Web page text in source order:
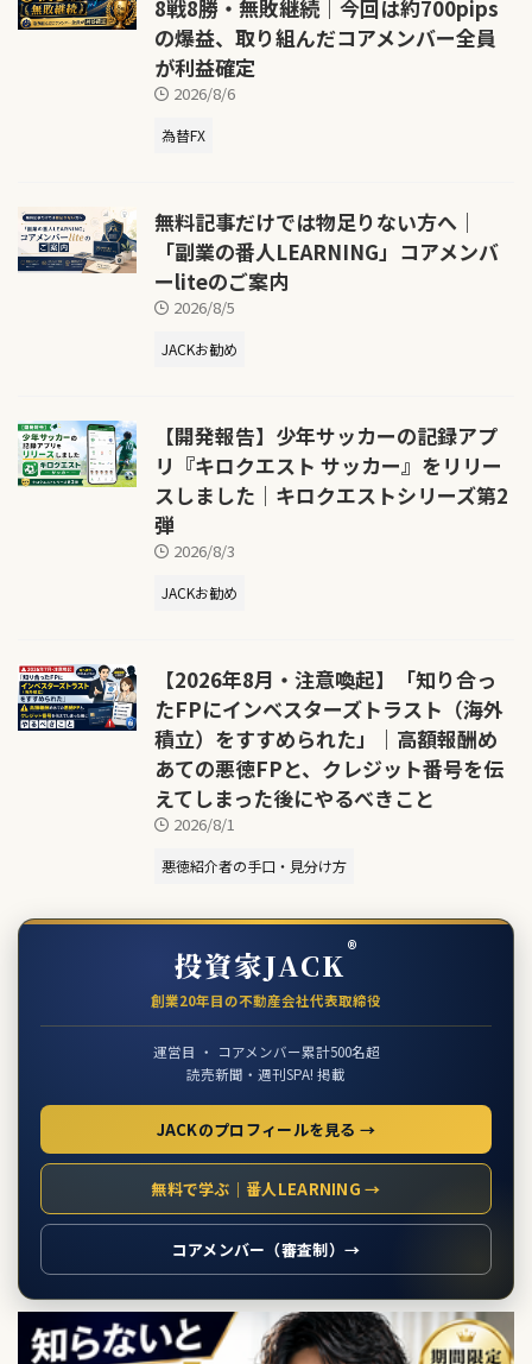
8戦8勝・無敗継続｜今回は約700pips
の爆益、取り組んだコアメンバー全員
が利益確定
2026/8/6
為替FX
無料記事だけでは物足りない方へ｜
「副業の番人LEARNING」コアメンバ
ーliteのご案内
2026/8/5
JACKお勧め
【開発報告】少年サッカーの記録アプ
リ『キロクエスト サッカー』をリリー
スしました｜キロクエストシリーズ第2
弾
2026/8/3
JACKお勧め
【2026年8月・注意喚起】「知り合っ
たFPにインベスターズトラスト（海外
積立）をすすめられた」｜高額報酬め
あての悪徳FPと、クレジット番号を伝
えてしまった後にやるべきこと
2026/8/1
悪徳紹介者の手口・見分け方
投資家JACK®
創業20年目の不動産会社代表取締役
運営目 ・ コアメンバー累計500名超
読売新聞・週刊SPA! 掲載
JACKのプロフィールを見る →
無料で学ぶ｜番人LEARNING →
コアメンバー（審査制）→